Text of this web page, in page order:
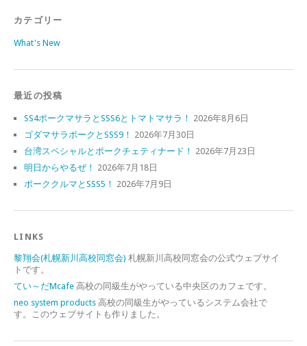
カテゴリー
What's New
最近の投稿
SS4ポークマサラとSSS6とトマトマサラ！ 2026年8月6日
ゴダマサラポークとSSS9！ 2026年7月30日
台湾スペシャルとポークチェティナード！ 2026年7月23日
明日からやるぜ！ 2026年7月18日
ポーククルマとSSS5！ 2026年7月9日
LINKS
黎翔会(札幌新川高校同窓会) 札幌新川高校同窓会の公式ウェブサイ
トです。
てい～だMcafe 高校の同級生がやっている中央区のカフェです。
neo system products 高校の同級生がやっているシステム会社で
す。このウェブサイトも作りました。